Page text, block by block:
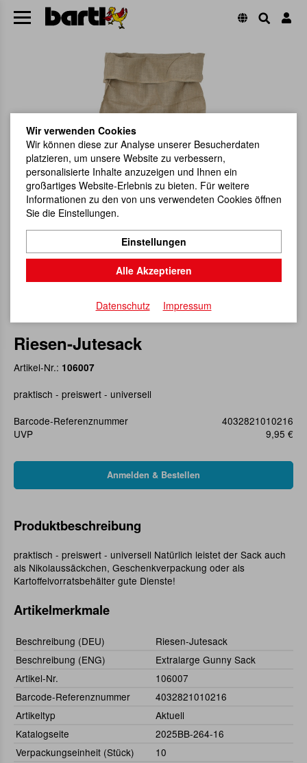
Riesen-Jutesack
Artikel-Nr.: 106007
praktisch - preiswert - universell
Barcode-Referenznummer
4032821010216
UVP
9,95 €
Produktbeschreibung
praktisch - preiswert - universell Natürlich leistet der Sack auch
als Nikolaussäckchen, Geschenkverpackung oder als
Kartoffelvorratsbehälter gute Dienste!
Artikelmerkmale
Beschreibung (DEU)
Riesen-Jutesack
Beschreibung (ENG)
Extralarge Gunny Sack
Artikel-Nr.
106007
Barcode-Referenznummer
4032821010216
Artikeltyp
Aktuell
Katalogseite
2025BB-264-16
Verpackungseinheit (Stück)
10
Wir verwenden Cookies
Wir können diese zur Analyse unserer Besucherdaten
platzieren, um unsere Website zu verbessern,
personalisierte Inhalte anzuzeigen und Ihnen ein
großartiges Website-Erlebnis zu bieten. Für weitere
Informationen zu den von uns verwendeten Cookies öffnen
Sie die Einstellungen.
Einstellungen
Alle Akzeptieren
Datenschutz Impressum